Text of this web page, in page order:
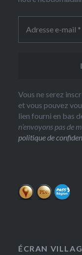
Vous ne serez
et vous pouvez
lien fourni en bas
n’envoyons pas de
politique de
ÉCRAN